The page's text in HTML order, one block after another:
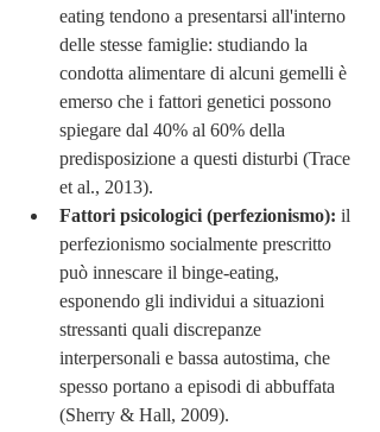
eating tendono a presentarsi all'interno
delle stesse famiglie: studiando la
condotta alimentare di alcuni gemelli è
emerso che i fattori genetici possono
spiegare dal 40% al 60% della
predisposizione a questi disturbi (Trace
et al., 2013).
Fattori psicologici (perfezionismo): il
perfezionismo socialmente prescritto
può innescare il binge-eating,
esponendo gli individui a situazioni
stressanti quali discrepanze
interpersonali e bassa autostima, che
spesso portano a episodi di abbuffata
(Sherry & Hall, 2009).